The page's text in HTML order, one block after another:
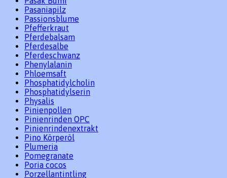
Pasaniapilz
Passionsblume
Pfefferkraut
Pferdebalsam
Pferdesalbe
Pferdeschwanz
Phenylalanin
Phloemsaft
Phosphatidylcholin
Phosphatidylserin
Physalis
Pinienpollen
Pinienrinden OPC
Pinienrindenextrakt
Pino Körperöl
Plumeria
Pomegranate
Poria cocos
Porzellantintling